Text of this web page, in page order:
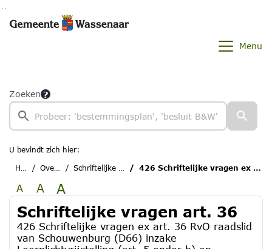
Ga naar de inhoud van deze pagina
Ga naar het zoeken
Ga naar het menu
Menu
Zoeken
U bevindt zich hier:
Home
Overzichten Schriftelijke vragen art. 36 426 Schriftelijke vragen ex art. 36 RvO raadslid van Schouwenburg (D66) inzake Leerplichtvrijstelling (art. 5 onder b) en kinderrechten in Wassenaar
A A A
Schriftelijke vragen art. 36
426 Schriftelijke vragen ex art. 36 RvO raadslid
van Schouwenburg (D66) inzake